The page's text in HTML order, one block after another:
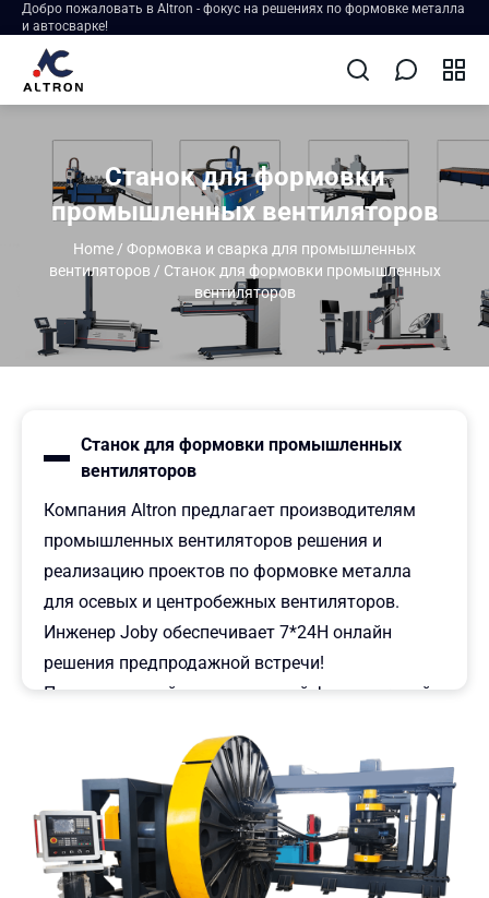
Добро пожаловать в Altron - фокус на решениях по формовке металла
и автосварке!
Станок для формовки
промышленных вентиляторов
Home / Формовка и сварка для промышленных
вентиляторов / Станок для формовки промышленных
вентиляторов
Станок для формовки промышленных
вентиляторов
Компания Altron предлагает производителям
промышленных вентиляторов решения и
реализацию проектов по формовке металла
для осевых и центробежных вентиляторов.
Инженер Joby обеспечивает 7*24H онлайн
решения предпродажной встречи!
Промышленный вентиляторный формовочный
Центробежные вентиляторы
вращение
металла, отбортовка, формовка корпуса
центробежного вентилятора, формовка и
штамповка крыльчатки центробежного
вентилятора, формовка корпуса центробежного